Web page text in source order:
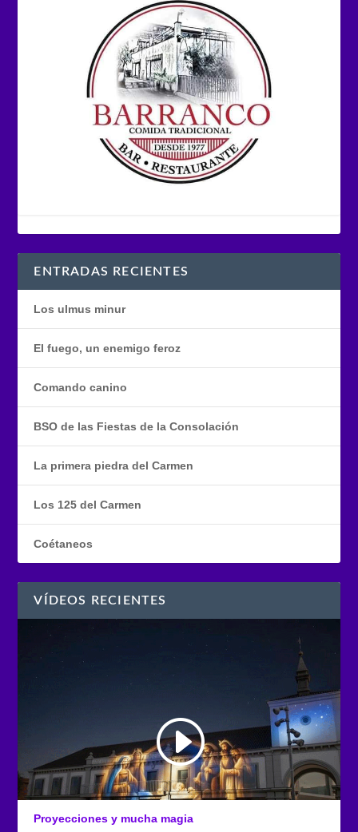
ENTRADAS RECIENTES
Los ulmus minur
El fuego, un enemigo feroz
Comando canino
BSO de las Fiestas de la Consolación
La primera piedra del Carmen
Los 125 del Carmen
Coétaneos
VÍDEOS RECIENTES
Proyecciones y mucha magia